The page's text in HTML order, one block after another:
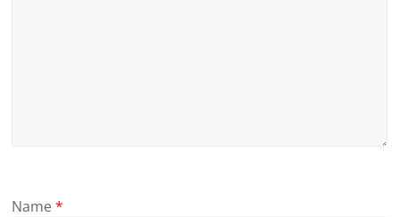
Name*